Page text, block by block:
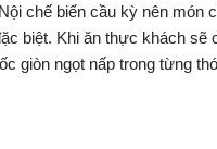
chế biến cầu kỳ nên món
biệt. Khi ăn thực khách sẽ
giòn ngọt nấp trong từng